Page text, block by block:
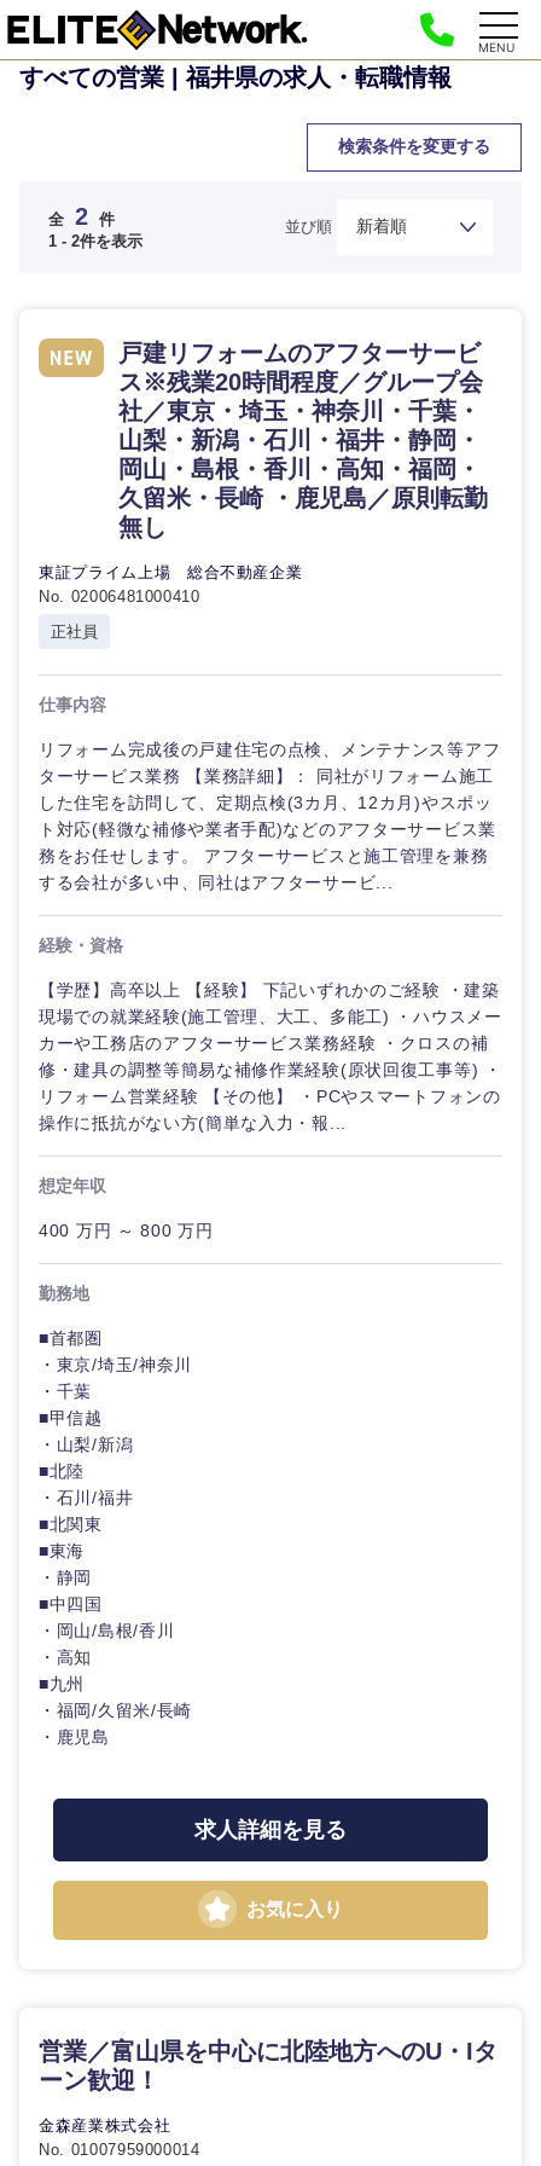
MENU
すべての営業 | 福井県の求人・転職情報
検索条件を変更する
経営企
画・事業
経営ボー
管理
SCM
人事
マーケテ
ィング
営
業
クリエイ
ティブ
コンサル
タント
専門職
技術職
（IT）、
Webサー
ビス・制
ム
技術職
（モノづ
くり）
金融専門
職
メディカ
ル
不動産専
門職
建設・施
すべての経営企画・事業企
画
事業企画・事業開発
事業管理
経営企画
政策渉外
経営企画・事業企画
経営ボード
SCM
人事
マーケティング
営業
サービス
クリエイティブ
コンサルタント
専門職
技術職（IT）、Webサービス・制作、ゲーム
技術職（モノづくり）
金融専門職
メディカル
不動産専門職
建設・施工管理
事務職
その他
商社・卸
エネルギー・資源・環境
自動車・機械・船舶
食品・化粧品・アパレル・消費財
メディカル・ヘルスケア・ライフサイエンス
倉庫・運輸・物流
小売・通販・外食
IT・通信
WEBサービス
法律・特許事務所・監査法人
人材・アウトソーシング
北海道・東北地方
北海道 青森県
秋田県
宮城県
関東地方
群馬県 埼玉県
千葉県 東京都
神奈川県
石川県
東海地方
三重県
近畿地方
希望年収
推奨年齢
20代 30代
40代
こだわり条件を入力ください
急募 第二新卒
スタートアップ企
業
外資系企業 英語を活かす
転勤なし 海外勤務あり
フルリモート
年間休日120日以
全 2 件
1 - 2件を表示
並び順
戸建リフォームのアフターサービ
ス※残業20時間程度／グループ会
社／東京・埼玉・神奈川・千葉・
山梨・新潟・石川・福井・静岡・
岡山・島根・香川・高知・福岡・
久留米・長崎 ・鹿児島／原則転勤
無し
東証プライム上場 総合不動産企業
No. 02006481000410
正社員
仕事内容
リフォーム完成後の戸建住宅の点検、メンテナンス等アフ
ターサービス業務 【業務詳細】： 同社がリフォーム施工
した住宅を訪問して、定期点検(3カ月、12カ月)やスポッ
ト対応(軽微な補修や業者手配)などのアフターサービス業
務をお任せします。 アフターサービスと施工管理を兼務
する会社が多い中、同社はアフターサービ...
経験・資格
【学歴】高卒以上 【経験】 下記いずれかのご経験 ・建築
現場での就業経験(施工管理、大工、多能工) ・ハウスメー
カーや工務店のアフターサービス業務経験 ・クロスの補
修・建具の調整等簡易な補修作業経験(原状回復工事等) ・
リフォーム営業経験 【その他】 ・PCやスマートフォンの
操作に抵抗がない方(簡単な入力・報...
想定年収
400 万円 ～ 800 万円
勤務地
■首都圏
・東京/埼玉/神奈川
・千葉
■甲信越
・山梨/新潟
■北陸
・石川/福井
■北関東
■東海
・静岡
■中四国
・岡山/島根/香川
・高知
■九州
・福岡/久留米/長崎
・鹿児島
求人詳細を見る
お気に入り
営業／富山県を中心に北陸地方へのU・Iタ
ーン歓迎！
金森産業株式会社
No. 01007959000014